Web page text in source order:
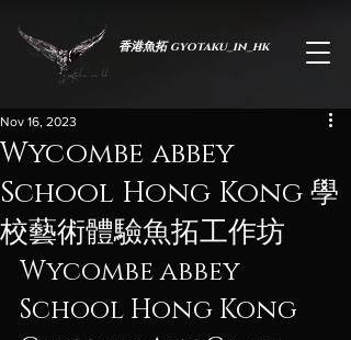
香港魚拓 gyotaku_in_hk
Wycombe abbey
School Hong Kong 學
校藝術體驗魚拓工作坊
Nov 16, 2023
Wycombe abbey
School Hong Kong